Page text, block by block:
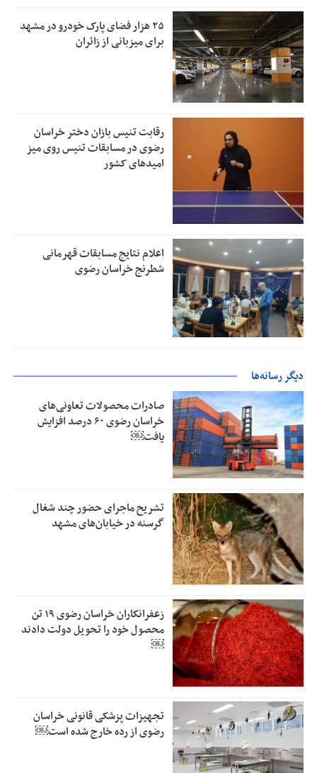
۲۵ هزار فضای پارک خودرو در مشهد
برای میزبانی از زائران
رقابت تنیس بازان دختر خراسان
رضوی در مسابقات تنیس روی میز
امیدهای کشور
اعلام نتایج مسابقات قهرمانی
شطرنج خراسان رضوی
دیگر رسانه‌ها
صادرات محصولات تعاونی‌های
خراسان رضوی ۶۰ درصد افزایش
یافت￼
تشریح ماجرای حضور چند شغال
گرسنه در خیابان‌های مشهد
زعفرانکاران خراسان رضوی ۱۹ تن
محصول خود را تحویل دولت دادند
￼
تجهیزات پزشکی قانونی خراسان
رضوی از رده خارج شده است￼